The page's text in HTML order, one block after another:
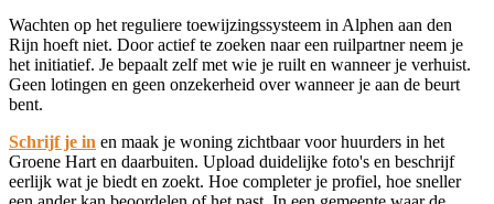
Wachten op het reguliere toewijzingssysteem in Alphen aan den
Rijn hoeft niet. Door actief te zoeken naar een ruilpartner neem je
het initiatief. Je bepaalt zelf met wie je ruilt en wanneer je verhuist.
Geen lotingen en geen onzekerheid over wanneer je aan de beurt
bent.
Schrijf je in en maak je woning zichtbaar voor huurders in het
Groene Hart en daarbuiten. Upload duidelijke foto's en beschrijf
eerlijk wat je biedt en zoekt. Hoe completer je profiel, hoe sneller